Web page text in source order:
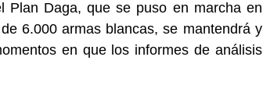
Plan Daga, que se puso en marcha en
6.000 armas blancas, se mantendrá y
en que los informes de análisis